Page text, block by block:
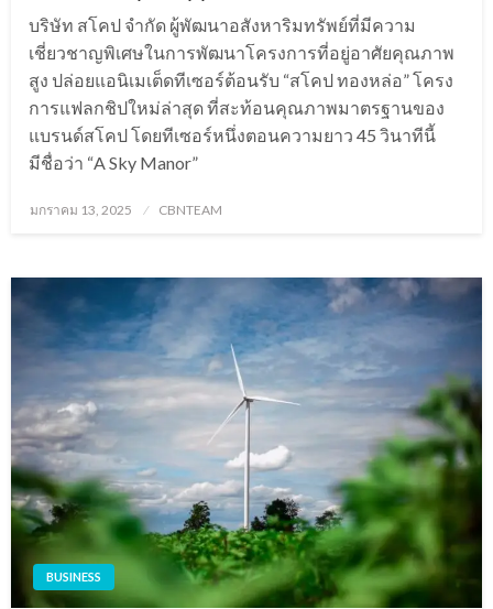
บริษัท สโคป จำกัด ผู้พัฒนาอสังหาริมทรัพย์ที่มีความ
เชี่ยวชาญพิเศษในการพัฒนาโครงการที่อยู่อาศัยคุณภาพ
สูง ปล่อยแอนิเมเต็ดทีเซอร์ต้อนรับ “สโคป ทองหล่อ” โครง
การแฟลกชิปใหม่ล่าสุด ที่สะท้อนคุณภาพมาตรฐานของ
แบรนด์สโคป โดยทีเซอร์หนึ่งตอนความยาว 45 วินาทีนี้
มีชื่อว่า “A Sky Manor”
Posted
มกราคม 13, 2025 CBNTEAM
BUSINESS